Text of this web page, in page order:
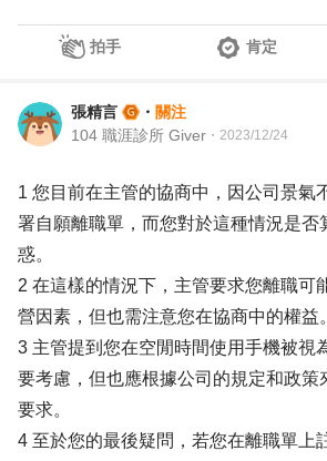
拍手 肯定
張精言 ・ 關注
104 職涯診所 Giver ・ 2023/12/24
1 您目前在主管的協商中，因公司景氣
署自願離職單，而您對於這種情況是否
惑。
2 在這樣的情況下，主管要求您離職可
營因素，但也需注意您在協商中的權益。
3 主管提到您在空閒時間使用手機被視
要考慮，但也應根據公司的規定和政策
要求。
4 至於您的最後疑問，若您在離職單上